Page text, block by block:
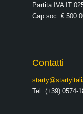
Partita IVA IT
Cap.soc. €
Contatti
Tel. (+39) 0574-